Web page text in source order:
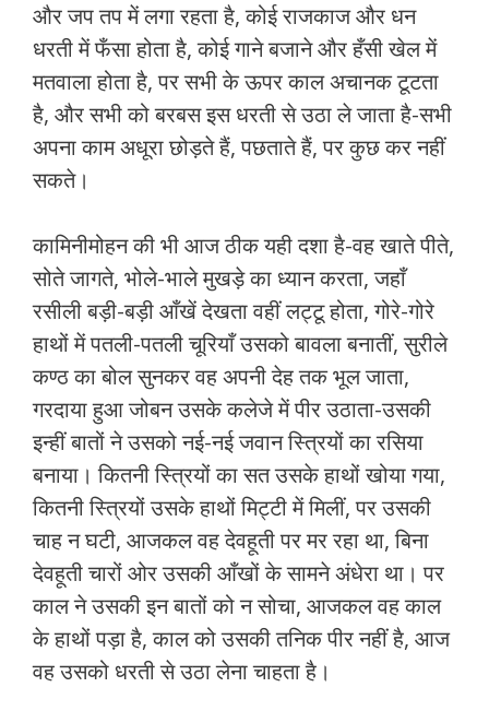
और जप तप में लगा रहता है, कोई राजकाज और धन
धरती में फँसा होता है, कोई गाने बजाने और हँसी खेल में
मतवाला होता है, पर सभी के ऊपर काल अचानक टूटता
है, और सभी को बरबस इस धरती से उठा ले जाता है-सभी
अपना काम अधूरा छोड़ते हैं, पछताते हैं, पर कुछ कर नहीं
सकते।
कामिनीमोहन की भी आज ठीक यही दशा है-वह खाते पीते,
सोते जागते, भोले-भाले मुखड़े का ध्यान करता, जहाँ
रसीली बड़ी-बड़ी आँखें देखता वहीं लट्टू होता, गोरे-गोरे
हाथों में पतली-पतली चूरियाँ उसको बावला बनातीं, सुरीले
कण्ठ का बोल सुनकर वह अपनी देह तक भूल जाता,
गरदाया हुआ जोबन उसके कलेजे में पीर उठाता-उसकी
इन्हीं बातों ने उसको नई-नई जवान स्त्रियों का रसिया
बनाया। कितनी स्त्रियों का सत उसके हाथों खोया गया,
कितनी स्त्रियों उसके हाथों मिट्टी में मिलीं, पर उसकी
चाह न घटी, आजकल वह देवहूती पर मर रहा था, बिना
देवहूती चारों ओर उसकी आँखों के सामने अंधेरा था। पर
काल ने उसकी इन बातों को न सोचा, आजकल वह काल
के हाथों पड़ा है, काल को उसकी तनिक पीर नहीं है, आज
वह उसको धरती से उठा लेना चाहता है।